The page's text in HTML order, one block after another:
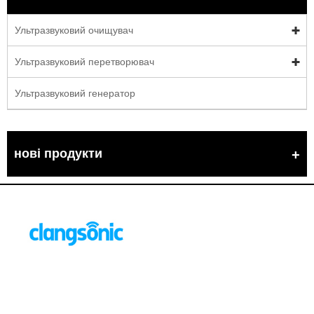
Ультразвуковий очищувач
Ультразвуковий перетворювач
Ультразвуковий генератор
нові продукти